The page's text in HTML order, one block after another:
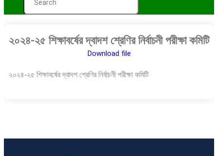
২০২৪-২৫ শিক্ষাবর্ষের দ্বাদশ শ্রেণির নির্বাচনী পরীক্ষা কমিটি
Download file
২০২৪-২৫ শিক্ষাবর্ষের দ্বাদশ শ্রেণির নির্বাচনী পরীক্ষা কমিটি